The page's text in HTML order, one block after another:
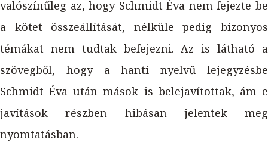
valószínűleg az, hogy Schmidt Éva nem fejezte be
a kötet összeállítását, nélküle pedig bizonyos
témákat nem tudtak befejezni. Az is látható a
szövegből, hogy a hanti nyelvű lejegyzésbe
Schmidt Éva után mások is belejavítottak, ám e
javítások részben hibásan jelentek meg
nyomtatásban.